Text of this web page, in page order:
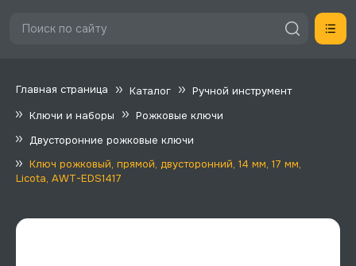
Главная страница Каталог
Ручной инструмент
Ключи и наборы
Рожковые ключи
Двусторонние рожковые ключи
Ключ рожковый, прямой, двусторонний, 14 мм, 17 мм,
Licota, AWT-EDS1417